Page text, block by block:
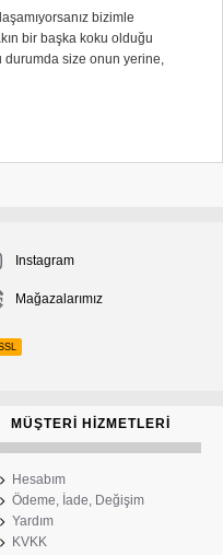
bizimle
bir başka koku olduğu
durumda size onun yerine,
Instagram
Mağazalarımız
MÜŞTERI HIZMETLERI
Hesabım
Ödeme, İade, Değişim
Yardım
KVKK